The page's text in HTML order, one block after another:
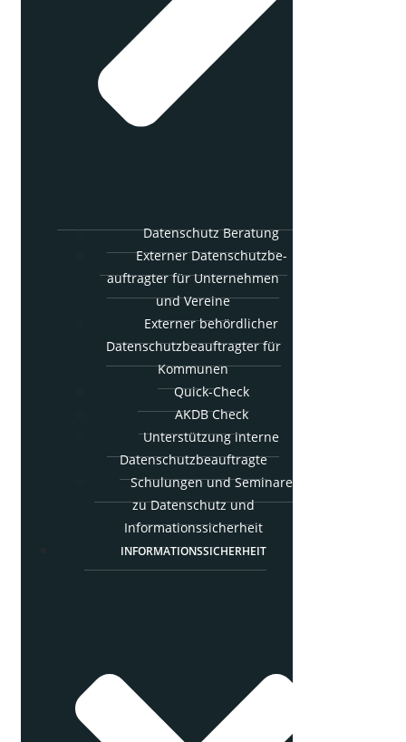
Daten­schutz Beratung
Exter­ner Daten­schutz­be­
auf­trag­ter für Unter­neh­men
und Vereine
Exter­ner behörd­li­cher
Daten­schutz­be­auf­trag­ter für
Kommunen
Quick-Check
AKDB Check
Unter­stüt­zung inter­ne
Datenschutzbeauftragte
Schu­lun­gen und Semi­na­re
zu Daten­schutz und
Informationssicherheit
INFOR­MA­TI­ONS­SI­CHER­HEIT